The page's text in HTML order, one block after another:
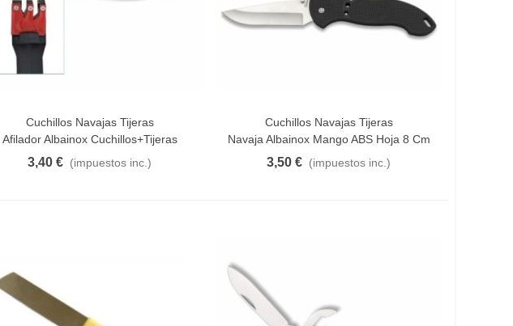
Añadir Al Carrito
Cuchillos Navajas Tijeras
Afilador Albainox Cuchillos+Tijeras
3,40 € (impuestos inc.)
Añadir Al Carrito
Cuchillos Navajas Tijeras
Navaja Albainox Mango ABS Hoja 8 Cm
3,50 € (impuestos inc.)